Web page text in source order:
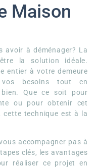
Maison
avoir à déménager? La
la solution idéale.
entier à votre demeure
besoins tout en
Que ce soit pour
ou pour obtenir cet
cette technique est à la
accompagner pas à
clés, les avantages
réaliser ce projet en